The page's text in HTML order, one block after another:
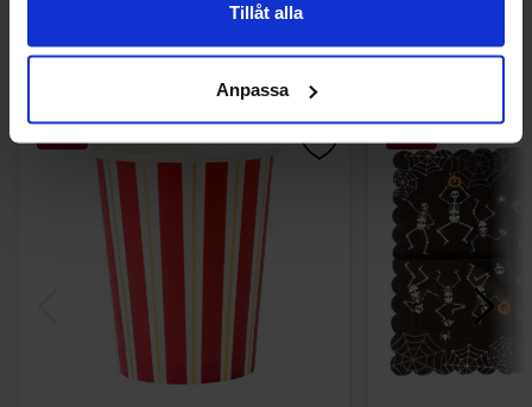
Tillåt alla
Anpassa
Andre kunne lide